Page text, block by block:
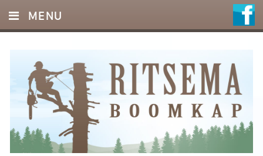
MENU
DIENSTEN
FOTO’S
REFERENTIES
OFFERTE